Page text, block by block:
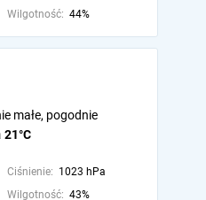
Wilgotność: 44%
21°C
małe, pogodnie
Ciśnienie: 1023 hPa
Wilgotność: 43%